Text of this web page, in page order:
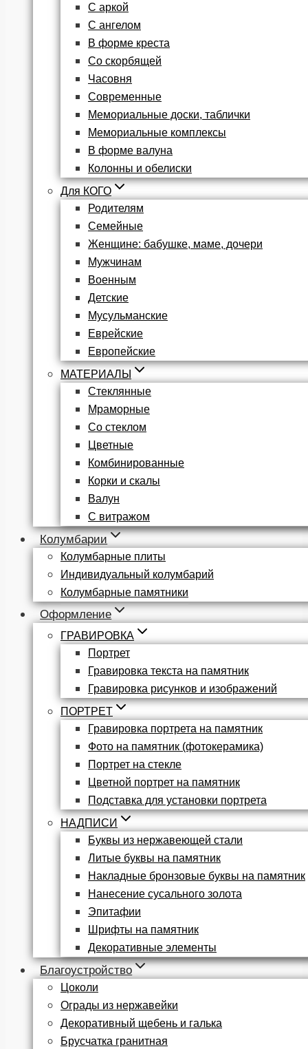
С аркой
С ангелом
В форме креста
Со скорбящей
Часовня
Современные
Мемориальные доски, таблички
Мемориальные комплексы
В форме валуна
Колонны и обелиски
Для КОГО
Родителям
Семейные
Женщине: бабушке, маме, дочери
Мужчинам
Военным
Детские
Мусульманские
Еврейские
Европейские
МАТЕРИАЛЫ
Стеклянные
Мраморные
Со стеклом
Цветные
Комбинированные
Корки и скалы
Валун
С витражом
Колумбарии
Колумбарные плиты
Индивидуальный колумбарий
Колумбарные памятники
Оформление
ГРАВИРОВКА
Портрет
Гравировка текста на памятник
Гравировка рисунков и изображений
ПОРТРЕТ
Гравировка портрета на памятник
Фото на памятник (фотокерамика)
Портрет на стекле
Цветной портрет на памятник
Подставка для установки портрета
НАДПИСИ
Буквы из нержавеющей стали
Литые буквы на памятник
Накладные бронзовые буквы на памятник
Нанесение сусального золота
Эпитафии
Шрифты на памятник
Декоративные элементы
Благоустройство
Цоколи
Ограды из нержавейки
Декоративный щебень и галька
Брусчатка гранитная